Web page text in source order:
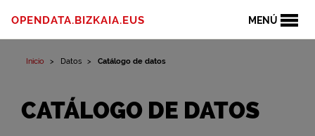
MENÚ
OPENDATA.BIZKAIA.EUS
Inicio Datos Catálogo de datos
CATÁLOGO DE DATOS